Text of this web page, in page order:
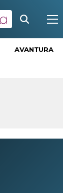
AVANTURA